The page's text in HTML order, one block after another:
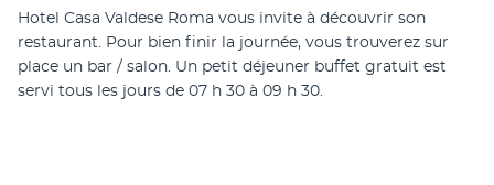
Hotel Casa Valdese Roma vous invite à découvrir son
restaurant. Pour bien finir la journée, vous trouverez sur
place un bar / salon. Un petit déjeuner buffet gratuit est
servi tous les jours de 07 h 30 à 09 h 30.